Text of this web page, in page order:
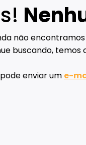
Área do
A
Contato
não
buscando, temos
enviar um e-